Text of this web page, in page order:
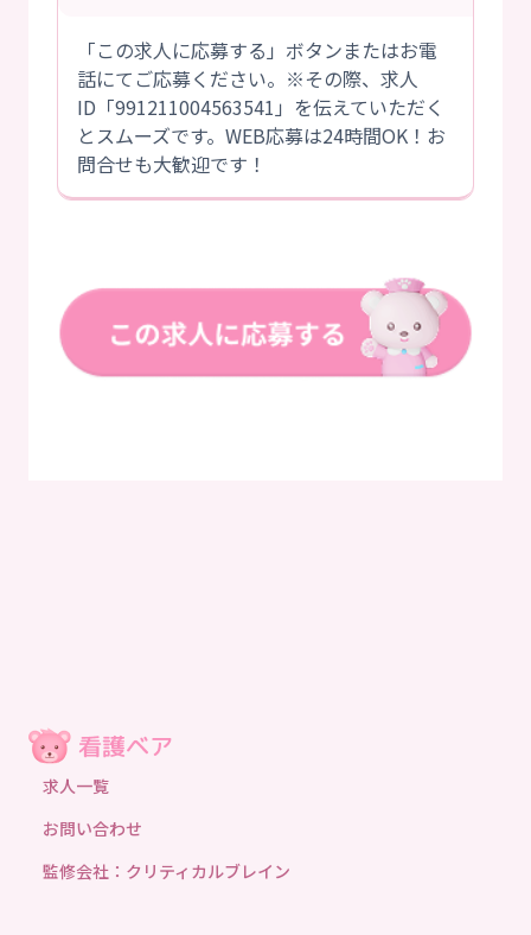
「この求人に応募する」ボタンまたはお電
話にてご応募ください。※その際、求人
ID「991211004563541」を伝えていただく
とスムーズです。WEB応募は24時間OK！お
問合せも大歓迎です！
求人一覧
お問い合わせ
監修会社：クリティカルブレイン